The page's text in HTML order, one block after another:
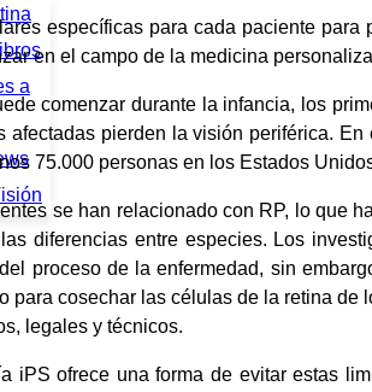
a
específicas para cada paciente
en el campo de la medicina
comenzar durante la infancia, los
afectadas pierden la visión periférica.
75.000 personas en los Estados
se han relacionado con RP, lo que
diferencias entre especies. Los
proceso de la enfermedad, sin
para cosechar las células de la retina
legales y técnicos.
iPS ofrece una forma de evitar estas